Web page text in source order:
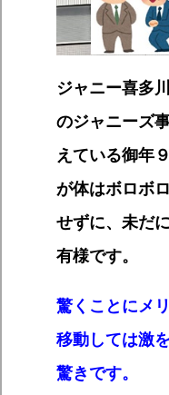
ジャニー喜多
のジャニーズ
えている御年
が体はボロボ
せずに、未だ
有様です。
驚くことにメ
移動しては激
驚きです。